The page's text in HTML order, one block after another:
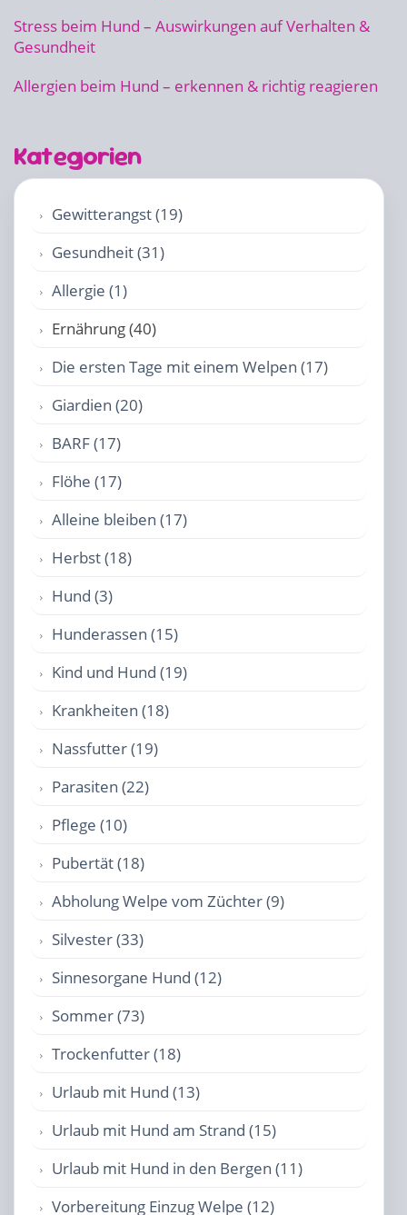
Stress beim Hund – Auswirkungen auf Verhalten &
Gesundheit
Allergien beim Hund – erkennen & richtig reagieren
Kategorien
Gewitterangst (19)
Gesundheit (31)
Allergie (1)
Ernährung (40)
Die ersten Tage mit einem Welpen (17)
Giardien (20)
BARF (17)
Flöhe (17)
Alleine bleiben (17)
Herbst (18)
Hund (3)
Hunderassen (15)
Kind und Hund (19)
Krankheiten (18)
Nassfutter (19)
Parasiten (22)
Pflege (10)
Pubertät (18)
Abholung Welpe vom Züchter (9)
Silvester (33)
Sinnesorgane Hund (12)
Sommer (73)
Trockenfutter (18)
Urlaub mit Hund (13)
Urlaub mit Hund am Strand (15)
Urlaub mit Hund in den Bergen (11)
Vorbereitung Einzug Welpe (12)